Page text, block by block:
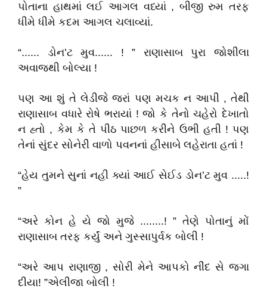
પોતાના હાથમાં લઈ આગલ વધ્યાં , બીજી રુમ તરફ
ધીમે ધીમે કદમ આગલ ચલાવ્યાં.
“...... ડોન’ટ મુવ...... ! ” રાણાસાબ પુરા જોશીલા
અવાજથી બોલ્યા !
પણ આ શું તે લેડીજે જરાં પણ મચક ન આપી , તેથી
રાણાસાબ વધારે રોષે ભરાયાં ! જો કે તેનો ચહેરો દેખાતો
ન હ્તો , કેમ કે તે પીઠ પાછળ કરીને ઉભી હતી ! પણ
તેનાં સુંદર સોનેરી વાળો પવનનાં હીસાબે લહેરાતા હતાં !
“હેય તુમને સુનાં નહી ક્યાં આઈ સેઈડ ડોન’ટ મુવ .....!
”
“અરે કોન હે યે જો મુજે ........! ” તેણે પોતાનું મોં
રાણાસાબ તરફ કર્યું અને ગુસ્સાપુર્વક બોલી !
“અરે આપ રાણાજી , સોરી મેને આપકો નીંદ સે જગા
દીયા! ”એલીજા બોલી !